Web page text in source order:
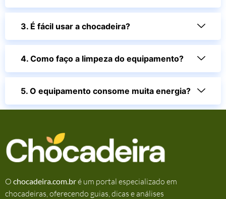
3. É fácil usar a chocadeira?
4. Como faço a limpeza do equipamento?
5. O equipamento consome muita energia?
O chocadeira.com.bré um portal especializado em
chocadeiras, oferecendo guias, dicas e análises